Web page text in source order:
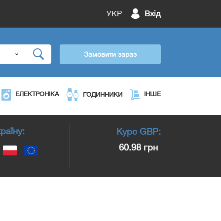
УКР Вхід
Замовити зараз
ЕЛЕКТРОНІКА ГОДИННИКИ ІНШЕ
Курс GBP:
60.98 грн